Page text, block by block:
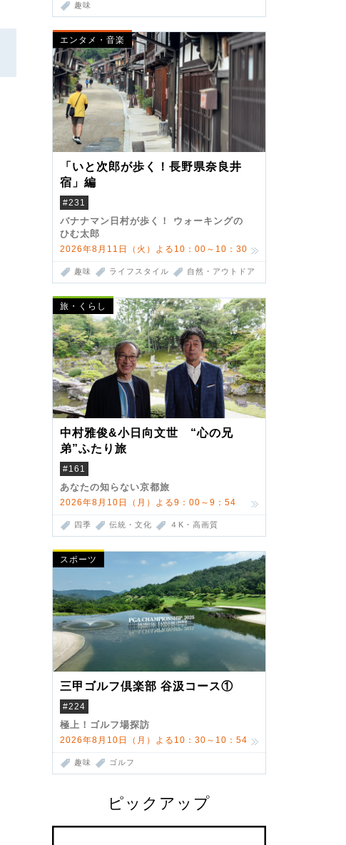
趣味
エンタメ・音楽
「いと次郎が歩く！長野県奈良井
宿」編
#231
バナナマン日村が歩く！ ウォーキングの
ひむ太郎
2026年8月11日（火）よる10：00～10：30
趣味 ライフスタイル 自然・アウトドア
旅・くらし
中村雅俊&小日向文世 “心の兄
弟”ふたり旅
#161
あなたの知らない京都旅
2026年8月10日（月）よる9：00～9：54
四季 伝統・文化 ４K・高画質
スポーツ
三甲ゴルフ倶楽部 谷汲コース①
#224
極上！ゴルフ場探訪
2026年8月10日（月）よる10：30～10：54
趣味 ゴルフ
ピックアップ